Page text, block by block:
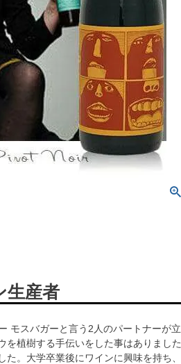
生産者
モスバガーと言う2人のパートナーが立
を植樹する手伝いをした事はありました
。大学卒業後にワインに興味を持ち、